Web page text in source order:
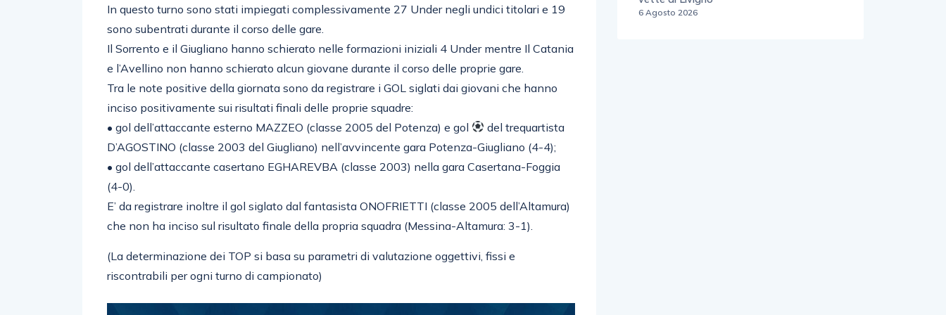
In questo turno sono stati impiegati complessivamente 27 Under negli undici titolari e 19
sono subentrati durante il corso delle gare.
Il Sorrento e il Giugliano hanno schierato nelle formazioni iniziali 4 Under mentre Il Catania
e l’Avellino non hanno schierato alcun giovane durante il corso delle proprie gare.
Tra le note positive della giornata sono da registrare i GOL siglati dai giovani che hanno
inciso positivamente sui risultati finali delle proprie squadre:
•⁠ ⁠gol dell’attaccante esterno MAZZEO (classe 2005 del Potenza) e gol
del trequartista
D’AGOSTINO (classe 2003 del Giugliano) nell’avvincente gara Potenza-Giugliano (4-4);
•⁠ ⁠⁠gol dell’attaccante casertano EGHAREVBA (classe 2003) nella gara Casertana-Foggia
(4-0).
E’ da registrare inoltre il gol siglato dal fantasista ONOFRIETTI (classe 2005 dell’Altamura)
che non ha inciso sul risultato finale della propria squadra (Messina-Altamura: 3-1).
(La determinazione dei TOP si basa su parametri di valutazione oggettivi, fissi e
riscontrabili per ogni turno di campionato)
6 Agosto 2026